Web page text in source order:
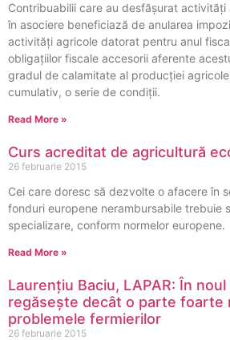
Contribuabilii care au desfăşurat activităţi
în asociere beneficiază de anularea
activităţi agricole datorat pentru anul
obligaţiilor fiscale accesorii aferente
gradul de calamitate al producţiei
cumulativ, o serie de condiții.
Read More »
Curs acreditat de agricultură
26 februarie 2015
Cei care doresc să dezvolte o afacere în
fonduri europene nerambursabile trebuie
specializare, conform normelor europene.
Read More »
Laurențiu Baciu, LAPAR: În noul
regăsește decât o parte foarte
problemele fermierilor
26 februarie 2015